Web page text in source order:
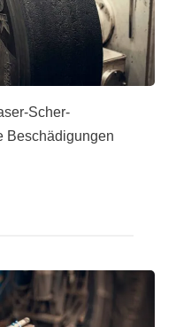
Scher-
Beschädigungen